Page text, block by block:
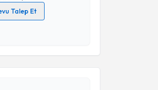
Talep Et
ilişkinAydınlatma Metni
Gönder